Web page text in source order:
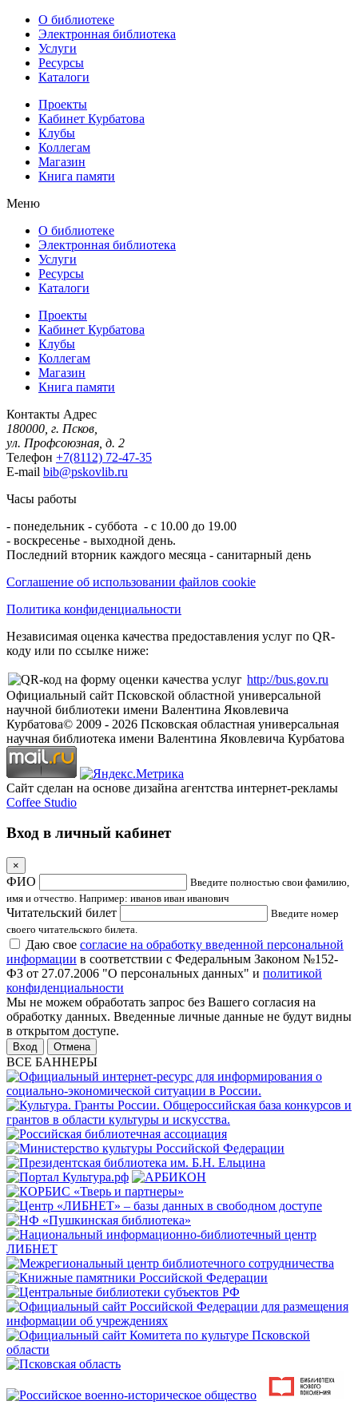
О библиотеке
Электронная библиотека
Услуги
Ресурсы
Каталоги
Проекты
Кабинет Курбатова
Клубы
Коллегам
Магазин
Книга памяти
Меню
О библиотеке
Электронная библиотека
Услуги
Ресурсы
Каталоги
Проекты
Кабинет Курбатова
Клубы
Коллегам
Магазин
Книга памяти
Контакты Адрес
180000, г. Псков,
ул. Профсоюзная, д. 2
Телефон +7(8112) 72-47-35
E-mail bib@pskovlib.ru
Часы работы
- понедельник - суббота - с 10.00 до 19.00
- воскресенье - выходной день.
Последний вторник каждого месяца - санитарный день
Соглашение об использовании файлов cookie
Политика конфиденциальности
Независимая оценка качества предоставления услуг по QR-
коду или по ссылке ниже:
http://bus.gov.ru
Официальный сайт Псковской областной универсальной
научной библиотеки имени Валентина Яковлевича
Курбатова© 2009 - 2026 Псковская областная универсальная
научная библиотека имени Валентина Яковлевича Курбатова
Сайт сделан на основе дизайна агентства интернет-рекламы
Coffee Studio
Вход в личный кабинет
×
ФИО
Введите полностью свои фамилию,
имя и отчество. Например: иванов иван иванович
Читательский билет
Введите номер
своего читательского билета.
Даю свое согласие на обработку введенной персональной
информации в соответствии с Федеральным Законом №152-
ФЗ от 27.07.2006 "О персональных данных" и политикой
конфиденциальности
Мы не можем обработать запрос без Вашего согласия на
обработку данных. Введенные личные данные не будут видны
в открытом доступе.
Отмена
ВСЕ БАННЕРЫ